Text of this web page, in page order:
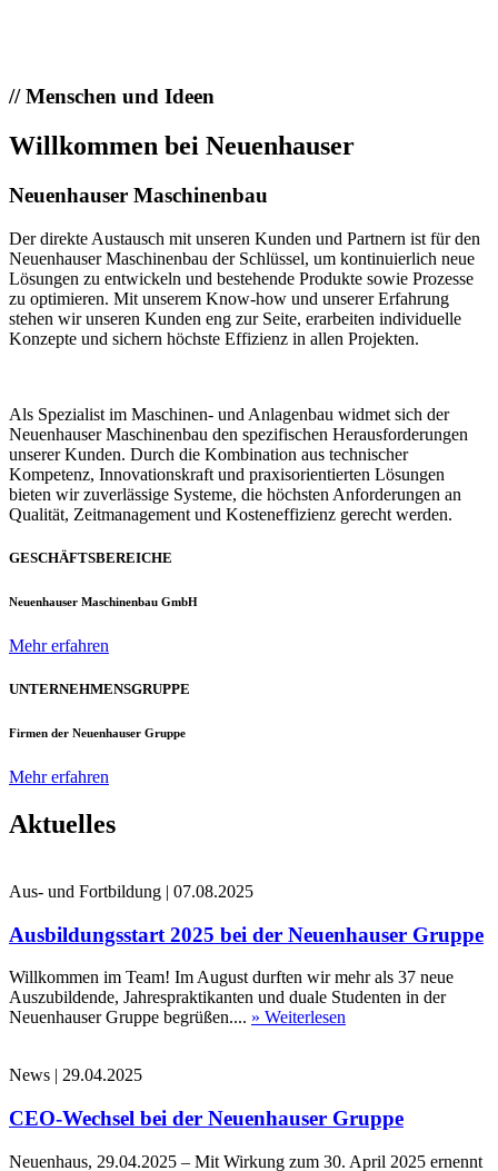
//Menschen und Ideen
Willkommen bei Neuenhauser
Neuenhauser Maschinenbau
Der direkte Austausch mit unseren Kunden und Partnern ist für den
Neuenhauser Maschinenbau der Schlüssel, um kontinuierlich neue
Lösungen zu entwickeln und bestehende Produkte sowie Prozesse
zu optimieren. Mit unserem Know-how und unserer Erfahrung
stehen wir unseren Kunden eng zur Seite, erarbeiten individuelle
Konzepte und sichern höchste Effizienz in allen Projekten.
Als Spezialist im Maschinen- und Anlagenbau widmet sich der
Neuenhauser Maschinenbau den spezifischen Herausforderungen
unserer Kunden. Durch die Kombination aus technischer
Kompetenz, Innovationskraft und praxisorientierten Lösungen
bieten wir zuverlässige Systeme, die höchsten Anforderungen an
Qualität, Zeitmanagement und Kosteneffizienz gerecht werden.
GESCHÄFTSBEREICHE
Neuenhauser Maschinenbau GmbH
Mehr erfahren
UNTERNEHMENSGRUPPE
Firmen der Neuenhauser Gruppe
Mehr erfahren
Aktuelles
Aus- und Fortbildung | 07.08.2025
Ausbildungsstart 2025 bei der Neuenhauser Gruppe
Willkommen im Team! Im August durften wir mehr als 37 neue
Auszubildende, Jahrespraktikanten und duale Studenten in der
Neuenhauser Gruppe begrüßen.... » Weiterlesen
News | 29.04.2025
CEO-Wechsel bei der Neuenhauser Gruppe
Neuenhaus, 29.04.2025 – Mit Wirkung zum 30. April 2025 ernennt